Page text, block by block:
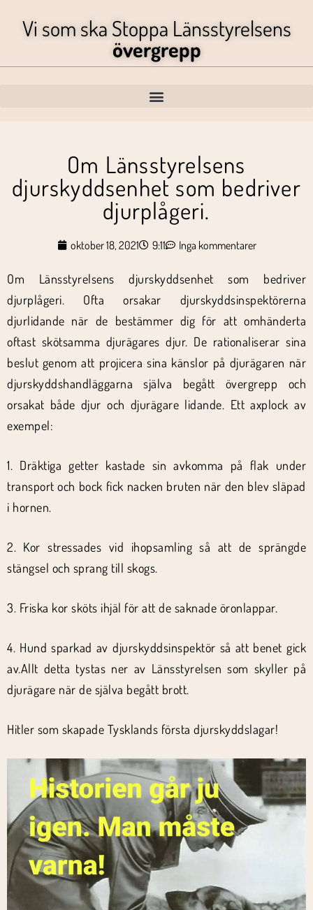
Vi som ska Stoppa Länsstyrelsens
övergrepp
Om Länsstyrelsens
djurskyddsenhet som bedriver
djurplågeri.
oktober 18, 2021 9:11 Inga kommentarer
Om Länsstyrelsens djurskyddsenhet som bedriver
djurplågeri. Ofta orsakar djurskyddsinspektörerna
djurlidande när de bestämmer dig för att omhänderta
oftast skötsamma djurägares djur. De rationaliserar sina
beslut genom att projicera sina känslor på djurägaren när
djurskyddshandläggarna själva begått övergrepp och
orsakat både djur och djurägare lidande. Ett axplock av
exempel:
1. Dräktiga getter kastade sin avkomma på flak under
transport och bock fick nacken bruten när den blev släpad
i hornen.
2. Kor stressades vid ihopsamling så att de sprängde
stängsel och sprang till skogs.
3. Friska kor sköts ihjäl för att de saknade öronlappar.
4. Hund sparkad av djurskyddsinspektör så att benet gick
av.Allt detta tystas ner av Länsstyrelsen som skyller på
djurägare när de själva begått brott.
Hitler som skapade Tysklands första djurskyddslagar!